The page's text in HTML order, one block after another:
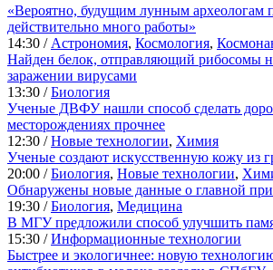
«Вероятно, будущим лунным археологам
действительно много работы»
14:30 / Астрономия, Космология,
Найден белок, отправляющий рибосомы
заражении вирусами
13:30 /Биология
Ученые ДВФУ нашли способ сделать
месторождениях прочнее
12:30 /Новые технологии, Химия
Ученые создают искусственную кожу из
20:00 /Биология, Новые технологии,
Обнаружены новые данные о главной
19:30 /Биология, Медицина
В МГУ предложили способ улучшить
15:30 /Информационные технологии
Быстрее и экологичнее: новую